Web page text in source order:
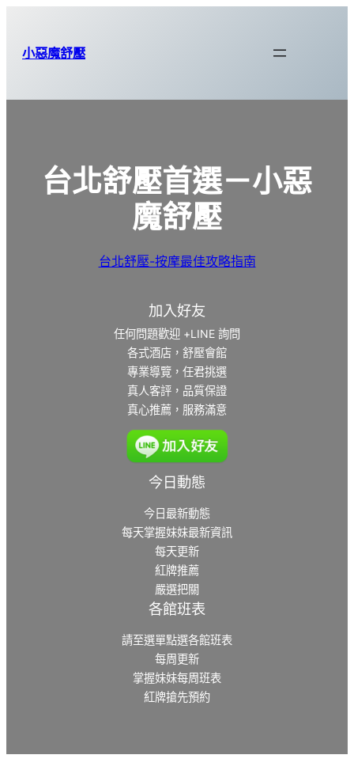
小惡魔舒壓
台北舒壓首選－小惡
魔舒壓
台北舒壓-按摩最佳攻略指南
加入好友
任何問題歡迎 +LINE 詢問
各式酒店，舒壓會館
專業導覽，任君挑選
真人客評，品質保證
真心推薦，服務滿意
今日動態
今日最新動態
每天掌握妹妹最新資訊
每天更新
紅牌推薦
嚴選把關
各館班表
請至選單點選各館班表
每周更新
掌握妹妹每周班表
紅牌搶先預約